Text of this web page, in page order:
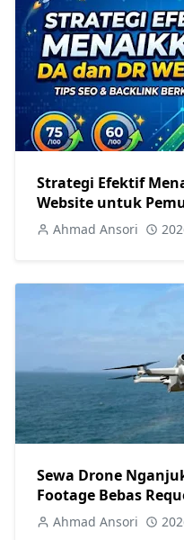
Strategi Efektif
Website untuk
Ahmad Ansori
Sewa Drone
Footage Bebas
Ahmad Ansori